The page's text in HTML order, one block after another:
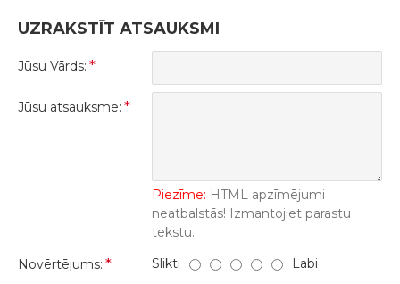
UZRAKSTĪT ATSAUKSMI
Jūsu Vārds:
Jūsu atsauksme:
Piezīme: HTML apzīmējumi
neatbalstās! Izmantojiet parastu
tekstu.
Novērtējums:
Slikti Labi